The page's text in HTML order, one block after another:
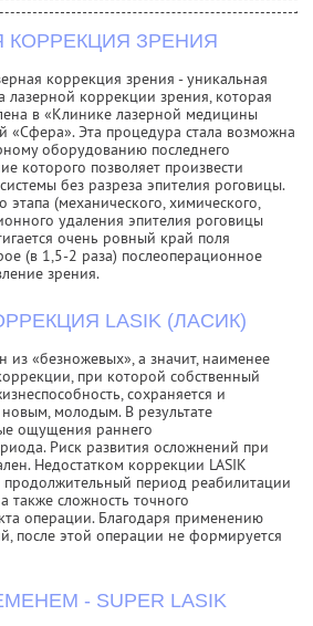
КОРРЕКЦИЯ ЗРЕНИЯ
коррекция зрения - уникальная
лазерной коррекции зрения, которая
в «Клинике лазерной медицины
«Сфера». Эта процедура стала возможна
оборудованию последнего
которого позволяет произвести
без разреза эпителия роговицы.
этапа (механического, химического,
удаления эпителия роговицы
очень ровный край поля
(в 1,5-2 раза) послеоперационное
зрения.
LASIK (ЛАСИК)
из «безножевых», а значит, наименее
при которой собственный
сохраняется и
молодым. В результате
ощущения раннего
Риск развития осложнений при
Недостатком коррекции LASIK
продолжительный период реабилитации
также сложность точного
операции. Благодаря применению
после этой операции не формируется
- SUPER LASIK